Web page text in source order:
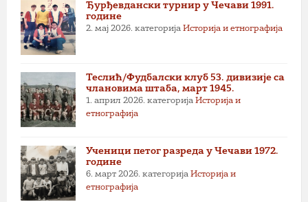
Ђурђевдански турнир у Чечави 1991.
године
2. мај 2026. категорија Историја и етнографија
Теслић/Фудбалски клуб 53. дивизије са
члановима штаба, март 1945.
1. април 2026. категорија Историја и
етнографија
Ученици петог разреда у Чечави 1972.
године
6. март 2026. категорија Историја и
етнографија